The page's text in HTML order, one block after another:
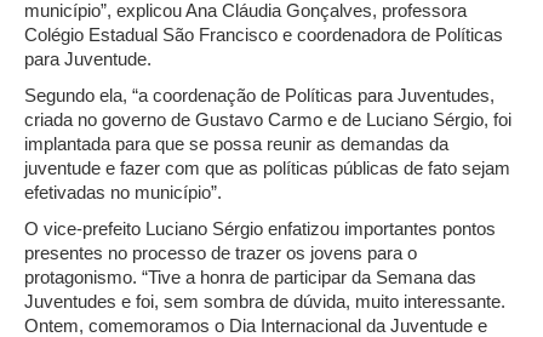
município”, explicou Ana Cláudia Gonçalves, professora
Colégio Estadual São Francisco e coordenadora de Políticas
para Juventude.
Segundo ela, “a coordenação de Políticas para Juventudes,
criada no governo de Gustavo Carmo e de Luciano Sérgio, foi
implantada para que se possa reunir as demandas da
juventude e fazer com que as políticas públicas de fato sejam
efetivadas no município”.
O vice-prefeito Luciano Sérgio enfatizou importantes pontos
presentes no processo de trazer os jovens para o
protagonismo. “Tive a honra de participar da Semana das
Juventudes e foi, sem sombra de dúvida, muito interessante.
Ontem, comemoramos o Dia Internacional da Juventude e